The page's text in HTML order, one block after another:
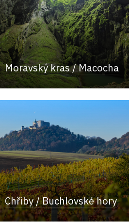
Moravský kras / Macocha
Chřiby / Buchlovské hory